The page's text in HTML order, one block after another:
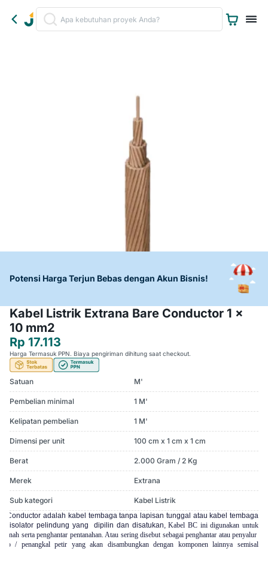
Potensi Harga Terjun Bebas dengan Akun Bisnis!
Kabel Listrik Extrana Bare Conductor 1 x
10 mm2
Rp 17.113
Harga Termasuk PPN. Biaya pengiriman dihitung saat checkout.
Satuan M'
Pembelian minimal 1 M'
Kelipatan pembelian 1 M'
Dimensi per unit 100 cm x 1 cm x 1 cm
Berat 2.000 Gram / 2 Kg
Merek Extrana
Sub kategori Kabel Listrik
Conductor adalah kabel tembaga tanpa lapisan tunggal atau kabel tembaga
isolator pelindung yang dipilin dan disatukan,Kabel BC ini digunakan untuk
tanah serta penghantar pentanahan. Atau sering disebut sebagai penghantar atau penyalur
/ penangkal petir yang akan disambungkan dengan komponen lainnya semisal